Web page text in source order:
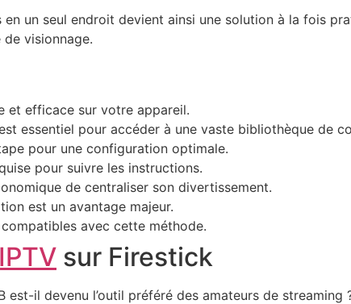
un seul endroit devient ainsi une solution à la fois
visionnage.
et efficace sur votre appareil.
essentiel pour accéder à une vaste bibliothèque de
pour une configuration optimale.
pour suivre les instructions.
de centraliser son divertissement.
est un avantage majeur.
avec cette méthode.
IPTV sur Firestick
est-il devenu l’outil préféré des amateurs de